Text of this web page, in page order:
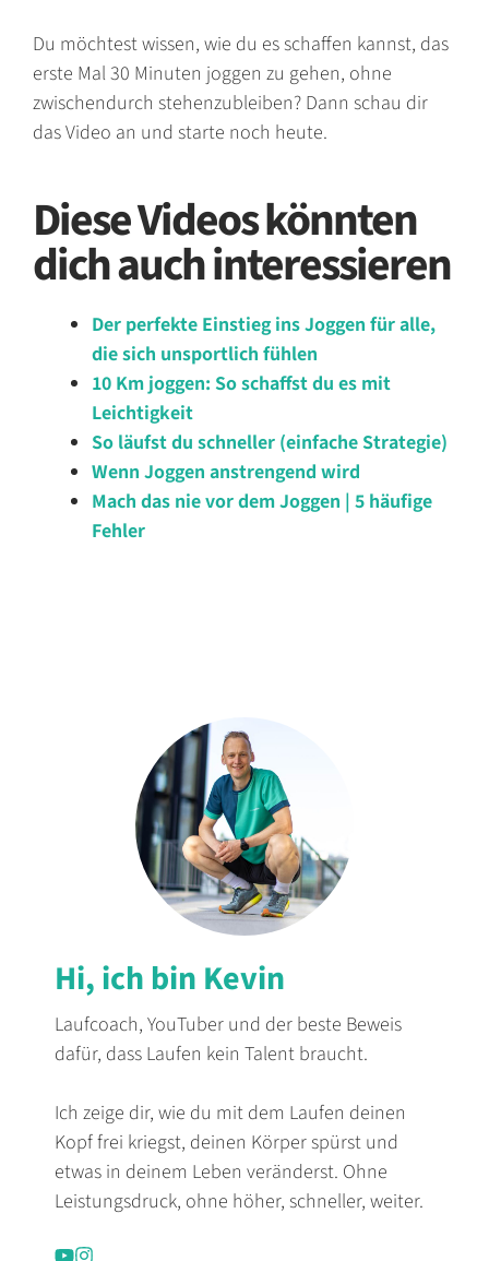
Du möchtest wissen, wie du es schaffen kannst, das
erste Mal 30 Minuten joggen zu gehen, ohne
zwischendurch stehenzubleiben? Dann schau dir
das Video an und starte noch heute.
Diese Videos könnten
dich auch interessieren
Der perfekte Einstieg ins Joggen für alle,
die sich unsportlich fühlen
10 Km joggen: So schaffst du es mit
Leichtigkeit
So läufst du schneller (einfache Strategie)
Wenn Joggen anstrengend wird
Mach das nie vor dem Joggen | 5 häufige
Fehler
Hi, ich bin Kevin
Laufcoach, YouTuber und der beste Beweis
dafür, dass Laufen kein Talent braucht.
Ich zeige dir, wie du mit dem Laufen deinen
Kopf frei kriegst, deinen Körper spürst und
etwas in deinem Leben veränderst. Ohne
Leistungsdruck, ohne höher, schneller, weiter.